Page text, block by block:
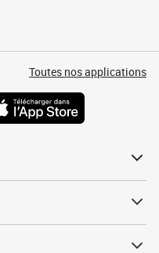
Toutes nos applications